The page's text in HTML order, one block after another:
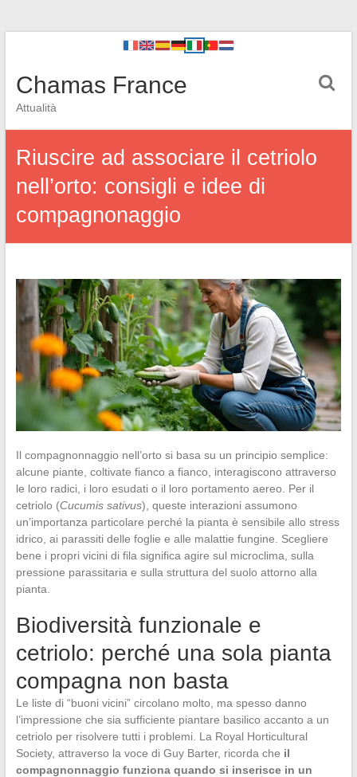
Chamas France
Attualità
Riuscire ad associare il cetriolo
nell’orto: consigli e idee di
compagnonaggio
Il compagnonnaggio nell’orto si basa su un principio semplice:
alcune piante, coltivate fianco a fianco, interagiscono attraverso
le loro radici, i loro esudati o il loro portamento aereo. Per il
cetriolo (Cucumis sativus), queste interazioni assumono
un’importanza particolare perché la pianta è sensibile allo stress
idrico, ai parassiti delle foglie e alle malattie fungine. Scegliere
bene i propri vicini di fila significa agire sul microclima, sulla
pressione parassitaria e sulla struttura del suolo attorno alla
pianta.
Biodiversità funzionale e
cetriolo: perché una sola pianta
compagna non basta
Le liste di “buoni vicini” circolano molto, ma spesso danno
l’impressione che sia sufficiente piantare basilico accanto a un
cetriolo per risolvere tutti i problemi. La Royal Horticultural
Society, attraverso la voce di Guy Barter, ricorda che il
compagnonnaggio funziona quando si inserisce in un